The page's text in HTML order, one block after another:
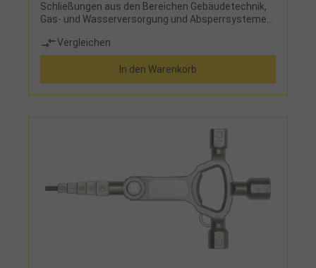
Schließungen aus den Bereichen Gebäudetechnik,
Gas- und Wasserversorgung und Absperrsystemen,
Magnet platzsparend verbunden), Schlüssel und
Wendebit durch stabiles Edelstahl-Drahtseil
verbunden, gewichtsoptimierte Zinkdruckguss-
Konstruktion, hochwertige
Oberflächenbeschichtung
Vergleichen
In den Warenkorb